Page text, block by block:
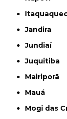
Jandira
Jundiaí
Juquitiba
Mairiporã
Mauá
Mogi das